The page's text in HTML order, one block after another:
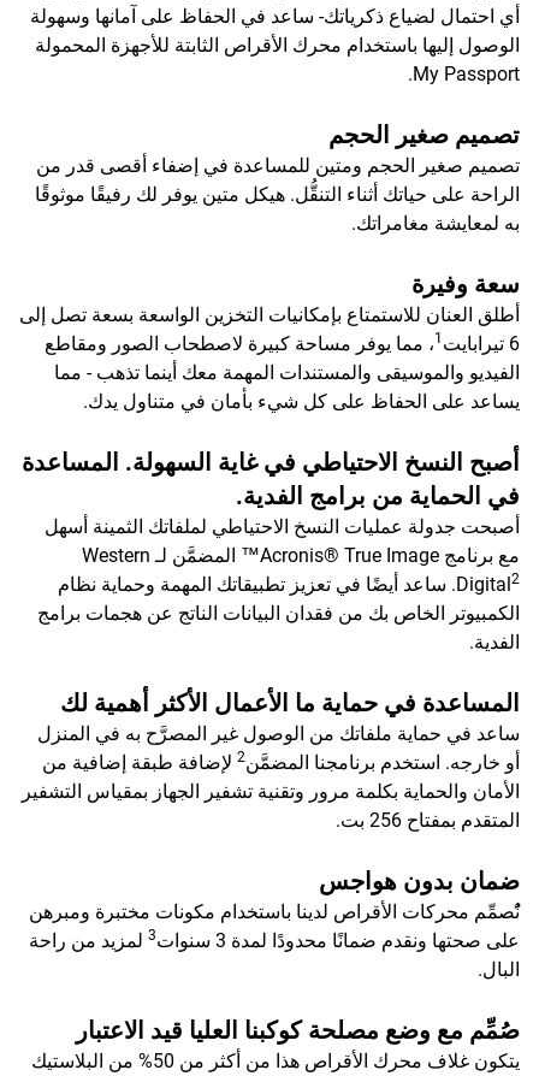
أي احتمال لضياع ذكرياتك- ساعد في الحفاظ على آمانها وسهولة
الوصول إليها باستخدام محرك الأقراص الثابتة للأجهزة المحمولة
My Passport.
تصميم صغير الحجم
تصميم صغير الحجم ومتين للمساعدة في إضفاء أقصى قدر من
الراحة على حياتك أثناء التنقُّل. هيكل متين يوفر لك رفيقًا موثوقًا
به لمعايشة مغامراتك.
سعة وفيرة
أطلق العنان للاستمتاع بإمكانيات التخزين الواسعة بسعة تصل إلى
6 تيرابايت
1، مما يوفر مساحة كبيرة لاصطحاب الصور ومقاطع
الفيديو والموسيقى والمستندات المهمة معك أينما تذهب - مما
يساعد على الحفاظ على كل شيء بأمان في متناول يدك.
أصبح النسخ الاحتياطي في غاية السهولة. المساعدة
في الحماية من برامج الفدية.
أصبحت جدولة عمليات النسخ الاحتياطي لملفاتك الثمينة أسهل
مع برنامج Acronis® True Image™ المضمَّن لـ Western
Digital2
. ساعد أيضًا في تعزيز تطبيقاتك المهمة وحماية نظام
الكمبيوتر الخاص بك من فقدان البيانات الناتج عن هجمات برامج
الفدية.
المساعدة في حماية ما الأعمال الأكثر أهمية لك
ساعد في حماية ملفاتك من الوصول غير المصرَّح به في المنزل
أو خارجه. استخدم برنامجنا المضمَّن2 لإضافة طبقة إضافية من
الأمان والحماية بكلمة مرور وتقنية تشفير الجهاز بمقياس التشفير
المتقدم بمفتاح 256 بت.
ضمان بدون هواجس
نًُصمِّم محركات الأقراص لدينا باستخدام مكونات مختبرة ومبرهن
على صحتها ونقدم ضمانًا محدودًا لمدة 3 سنوات
3 لمزيد من راحة
البال.
صُمِّم مع وضع مصلحة كوكبنا العليا قيد الاعتبار
يتكون غلاف محرك الأقراص هذا من أكثر من 50% من البلاستيك